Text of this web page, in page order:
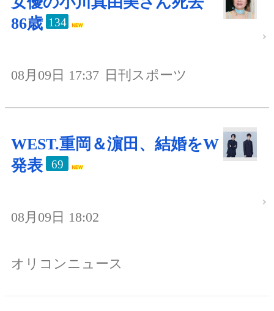
86歳 134
08月09日 17:37 日刊スポーツ
WEST.重岡＆濵田、結婚をW
発表
69
08月09日 18:02
オリコンニュース